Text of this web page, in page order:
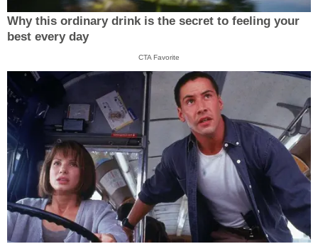
Why this ordinary drink is the secret to feeling your
best every day
CTA Favorite